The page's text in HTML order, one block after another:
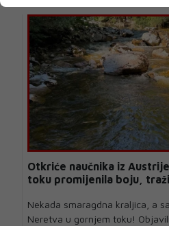
Otkriće naučnika iz
toku promijenila boju,
Nekada smaragdna kraljica, a
Neretva u gornjem toku!